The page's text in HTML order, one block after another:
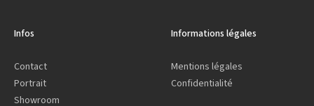
Infos
Contact
Portrait
Showroom
Informations légales
Mentions légales
Confidentialité